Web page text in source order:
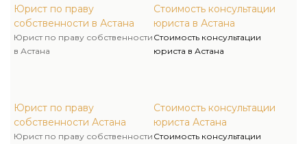
Юрист по праву
собственности в Астана
Юрист по праву собственности
в Астана
Юрист по праву
собственности Астана
Юрист по праву собственности
Стоимость консультации
юриста в Астана
Стоимость консультации
юриста в Астана
Стоимость консультации
юриста Астана
Стоимость консультации